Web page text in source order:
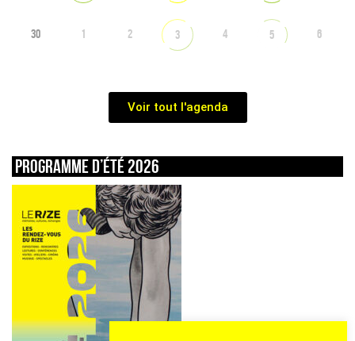
30 1 2 3 4 5 6
Voir tout l'agenda
Programme d’été 2026